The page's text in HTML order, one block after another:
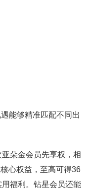
能够精准匹配不同出
朵金会员先享权，相
心权益，至高可得36
福利。钻星会员还能